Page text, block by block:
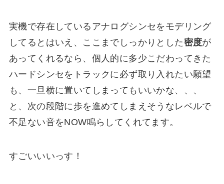
実機で存在しているアナログシンセをモデリング
してるとはいえ、ここまでしっかりとした密度が
あってくれるなら、個人的に多少こだわってきた
ハードシンセをトラックに必ず取り入れたい願望
も、一旦横に置いてしまってもいいかな、、、
と、次の段階に歩を進めてしまえそうなレベルで
不足ない音をNOW鳴らしてくれてます。
すごいいいっす！